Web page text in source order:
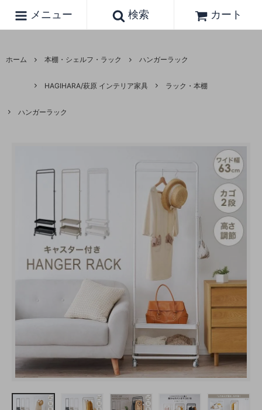
メニュー 検索 カート
ホーム 本棚・シェルフ・ラック ハンガーラック
HAGIHARA/萩原 インテリア家具 ラック・本棚
ハンガーラック